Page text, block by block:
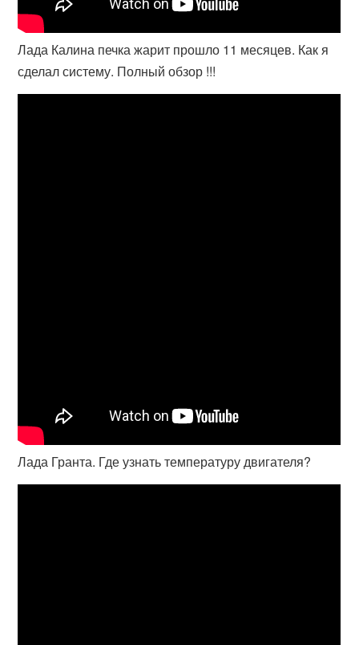
Лада Калина печка жарит прошло 11 месяцев. Как я
сделал систему. Полный обзор !!!
Лада Гранта. Где узнать температуру двигателя?